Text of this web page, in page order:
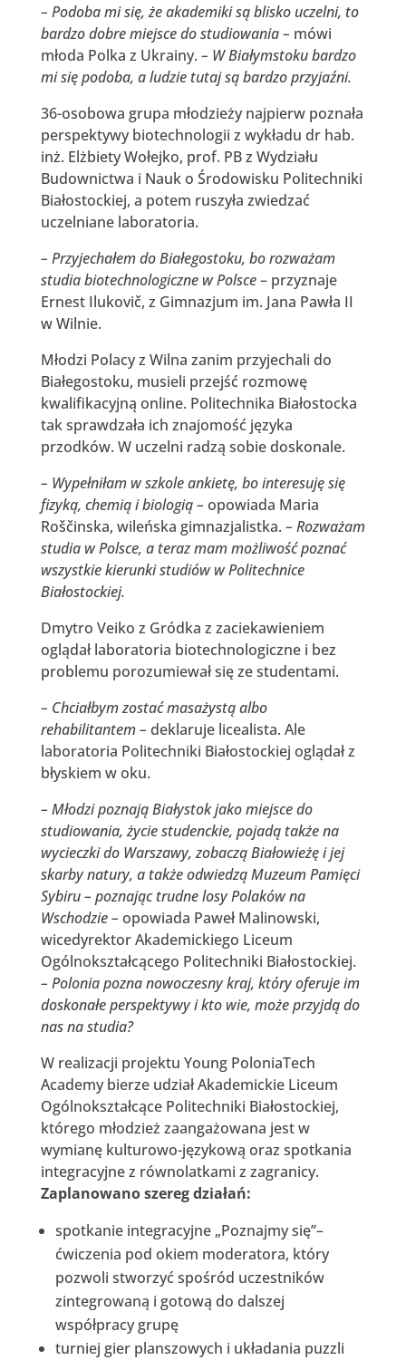
– Podoba mi się, że akademiki są blisko uczelni, to
bardzo dobre miejsce do studiowania – mówi
młoda Polka z Ukrainy. – W Białymstoku bardzo
mi się podoba, a ludzie tutaj są bardzo przyjaźni.
36-osobowa grupa młodzieży najpierw poznała
perspektywy biotechnologii z wykładu dr hab.
inż. Elżbiety Wołejko, prof. PB z Wydziału
Budownictwa i Nauk o Środowisku Politechniki
Białostockiej, a potem ruszyła zwiedzać
uczelniane laboratoria.
– Przyjechałem do Białegostoku, bo rozważam
studia biotechnologiczne w Polsce– przyznaje
Ernest Ilukovič, z Gimnazjum im. Jana Pawła II
w Wilnie.
Młodzi Polacy z Wilna zanim przyjechali do
Białegostoku, musieli przejść rozmowę
kwalifikacyjną online. Politechnika Białostocka
tak sprawdzała ich znajomość języka
przodków. W uczelni radzą sobie doskonale.
– Wypełniłam w szkole ankietę, bo interesuję się
fizyką, chemią i biologią – opowiada Maria
Roščinska, wileńska gimnazjalistka. – Rozważam
studia w Polsce, a teraz mam możliwość poznać
wszystkie kierunki studiów w Politechnice
Białostockiej.
Dmytro Veiko z Gródka z zaciekawieniem
oglądał laboratoria biotechnologiczne i bez
problemu porozumiewał się ze studentami.
– Chciałbym zostać masażystą albo
rehabilitantem – deklaruje licealista. Ale
laboratoria Politechniki Białostockiej oglądał z
błyskiem w oku.
– Młodzi poznają Białystok jako miejsce do
studiowania, życie studenckie, pojadą także na
wycieczki do Warszawy, zobaczą Białowieżę i jej
skarby natury, a także odwiedzą Muzeum Pamięci
Sybiru – poznając trudne losy Polaków na
Wschodzie – opowiada Paweł Malinowski,
wicedyrektor Akademickiego Liceum
Ogólnokształcącego Politechniki Białostockiej.
– Polonia pozna nowoczesny kraj, który oferuje im
doskonałe perspektywy i kto wie, może przyjdą do
nas na studia?
W realizacji projektu Young PoloniaTech
Academy bierze udział Akademickie Liceum
Ogólnokształcące Politechniki Białostockiej,
którego młodzież zaangażowana jest w
wymianę kulturowo-językową oraz spotkania
integracyjne z równolatkami z zagranicy.
Zaplanowano szereg działań:
spotkanie integracyjne „Poznajmy się”–
ćwiczenia pod okiem moderatora, który
pozwoli stworzyć spośród uczestników
zintegrowaną i gotową do dalszej
współpracy grupę
turniej gier planszowych i układania puzzli